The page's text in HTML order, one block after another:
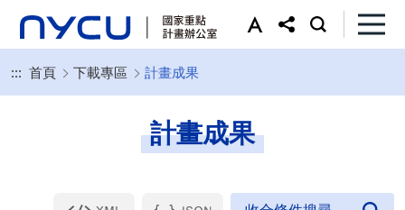
::: 首頁 下載專區 計畫成果
計畫成果